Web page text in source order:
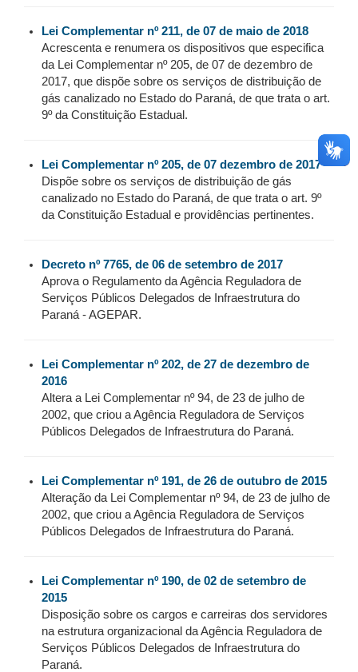
Lei Complementar nº 211, de 07 de maio de 2018
Acrescenta e renumera os dispositivos que especifica
da Lei Complementar nº 205, de 07 de dezembro de
2017, que dispõe sobre os serviços de distribuição de
gás canalizado no Estado do Paraná, de que trata o art.
9º da Constituição Estadual.
Lei Complementar nº 205, de 07 dezembro de 2017
Dispõe sobre os serviços de distribuição de gás
canalizado no Estado do Paraná, de que trata o art. 9º
da Constituição Estadual e providências pertinentes.
Decreto nº 7765, de 06 de setembro de 2017
Aprova o Regulamento da Agência Reguladora de
Serviços Públicos Delegados de Infraestrutura do
Paraná - AGEPAR.
Lei Complementar nº 202, de 27 de dezembro de
2016
Altera a Lei Complementar nº 94, de 23 de julho de
2002, que criou a Agência Reguladora de Serviços
Públicos Delegados de Infraestrutura do Paraná.
Lei Complementar nº 191, de 26 de outubro de 2015
Alteração da Lei Complementar nº 94, de 23 de julho de
2002, que criou a Agência Reguladora de Serviços
Públicos Delegados de Infraestrutura do Paraná.
Lei Complementar nº 190, de 02 de setembro de
2015
Disposição sobre os cargos e carreiras dos servidores
na estrutura organizacional da Agência Reguladora de
Serviços Públicos Delegados de Infraestrutura do
Paraná.